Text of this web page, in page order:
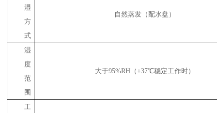
湿
方
式
自然蒸发（配水盘）
湿
度
范
围
大于95%RH（+37℃稳定工作时）
工